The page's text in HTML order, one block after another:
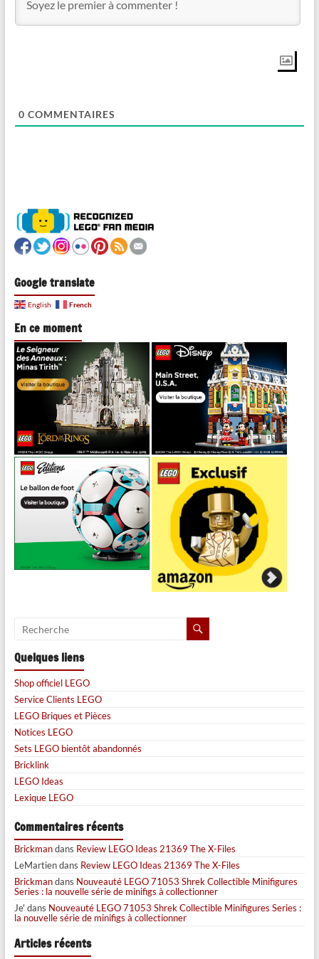
0 COMMENTAIRES
Google translate
English French
En ce moment
Quelques liens
Shop officiel LEGO
Service Clients LEGO
LEGO Briques et Pièces
Notices LEGO
Sets LEGO bientôt abandonnés
Bricklink
LEGO Ideas
Lexique LEGO
Commentaires récents
Brickmandans Review LEGO Ideas 21369 The X-Files
LeMartiendans Review LEGO Ideas 21369 The X-Files
Brickmandans Nouveauté LEGO 71053 Shrek Collectible Minifigures
Series : la nouvelle série de minifigs à collectionner
Je' dans Nouveauté LEGO 71053 Shrek Collectible Minifigures Series :
la nouvelle série de minifigs à collectionner
Articles récents